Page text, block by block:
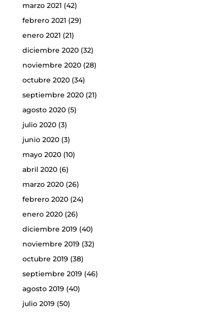
marzo 2021 (42)
febrero 2021 (29)
enero 2021 (21)
diciembre 2020(32)
noviembre 2020(28)
octubre 2020(34)
septiembre 2020(21)
agosto 2020(5)
julio 2020(3)
junio 2020(3)
mayo 2020(10)
abril 2020(6)
marzo 2020(26)
febrero 2020(24)
enero 2020(26)
diciembre 2019 (40)
noviembre 2019 (32)
octubre 2019 (38)
septiembre 2019 (46)
agosto 2019 (40)
julio 2019 (50)